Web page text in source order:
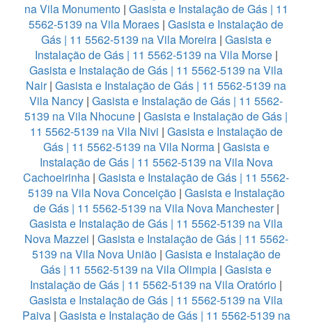
na Vila Monumento| Gasista e Instalação de Gás | 11
5562-5139 na Vila Moraes | Gasista e Instalação de
Gás | 11 5562-5139 na Vila Moreira| Gasista e
Instalação de Gás | 11 5562-5139 na Vila Morse|
Gasista e Instalação de Gás | 11 5562-5139 na Vila
Nair| Gasista e Instalação de Gás | 11 5562-5139 na
Vila Nancy | Gasista e Instalação de Gás | 11 5562-
5139 na Vila Nhocune | Gasista e Instalação de Gás |
11 5562-5139 na Vila Nivi | Gasista e Instalação de
Gás | 11 5562-5139 na Vila Norma| Gasista e
Instalação de Gás | 11 5562-5139 na Vila Nova
Cachoeirinha | Gasista e Instalação de Gás | 11 5562-
5139 na Vila Nova Conceição| Gasista e Instalação
de Gás | 11 5562-5139 na Vila Nova Manchester|
Gasista e Instalação de Gás | 11 5562-5139 na Vila
Nova Mazzei | Gasista e Instalação de Gás | 11 5562-
5139 na Vila Nova União| Gasista e Instalação de
Gás | 11 5562-5139 na Vila Olimpia | Gasista e
Instalação de Gás | 11 5562-5139 na Vila Oratório |
Gasista e Instalação de Gás | 11 5562-5139 na Vila
Paiva| Gasista e Instalação de Gás | 11 5562-5139 na